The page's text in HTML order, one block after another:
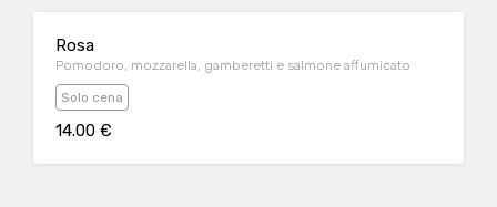
Rosa
Pomodoro, mozzarella, gamberetti e salmone affumicato
Solo cena
14.00 €